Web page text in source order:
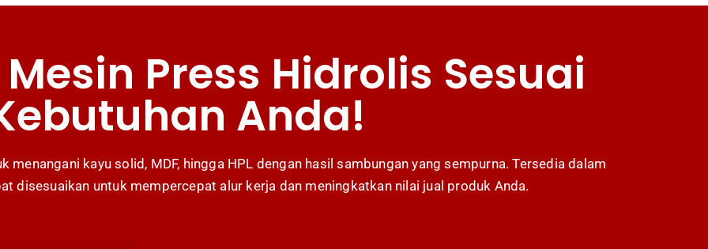
Press Hidrolis Sesuai
Anda!
kayu solid, MDF, hingga HPL dengan hasil sambungan yang sempurna. Tersedia dalam
disesuaikan untuk mempercepat alur kerja dan meningkatkan nilai jual produk Anda.